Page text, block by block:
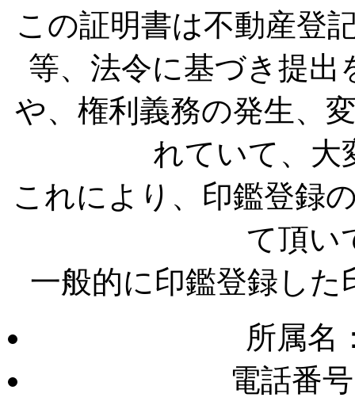
この証明書は不動産登
等、法令に基づき提
や、権利義務の発生、
れていて、大
これにより、印鑑登録
て頂い
一般的に印鑑登録し
所属名
電話番